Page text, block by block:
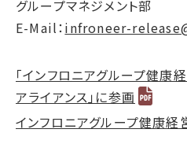
グループマネジメント部
E-Mail：infroneer-
「インフロニアグループ健康
アライアンス」に参画
インフロニアグループ健康経